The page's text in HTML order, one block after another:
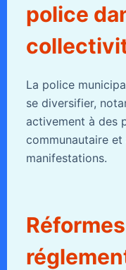
police
La police
se diversifier,
activement à des
communautaire
manifestations.